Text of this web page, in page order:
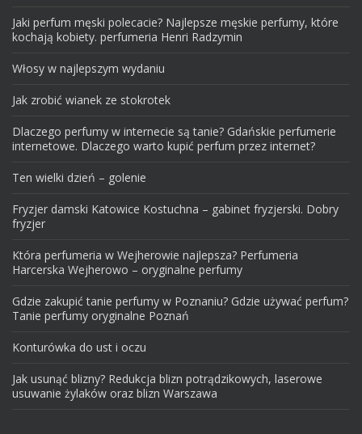
Jaki perfum męski polecacie? Najlepsze męskie perfumy, które
kochają kobiety. perfumeria Henri Radzymin
Włosy w najlepszym wydaniu
Jak zrobić wianek ze stokrotek
Dlaczego perfumy w internecie są tanie? Gdańskie perfumerie
internetowe. Dlaczego warto kupić perfum przez internet?
Ten wielki dzień – golenie
Fryzjer damski Katowice Kostuchna – gabinet fryzjerski. Dobry
fryzjer
Która perfumeria w Wejherowie najlepsza? Perfumeria
Harcerska Wejherowo – oryginalne perfumy
Gdzie zakupić tanie perfumy w Poznaniu? Gdzie używać perfum?
Tanie perfumy oryginalne Poznań
Konturówka do ust i oczu
Jak usunąć blizny? Redukcja blizn potrądzikowych, laserowe
usuwanie żylaków oraz blizn Warszawa